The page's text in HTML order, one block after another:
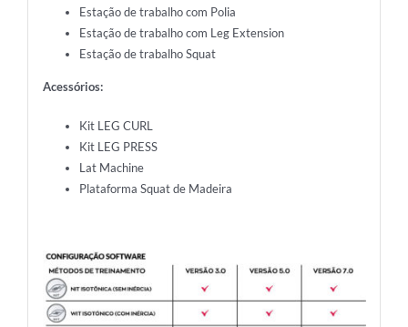
Estação de trabalho com Polia
Estação de trabalho com Leg Extension
Estação de trabalho Squat
Acessórios:
Kit LEG CURL
Kit LEG PRESS
Lat Machine
Plataforma Squat de Madeira